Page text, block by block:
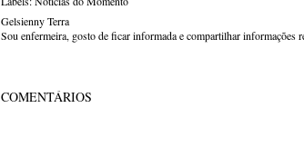
Gelsienny Terra
Sou enfermeira, gosto de ficar informada e compartilhar informações
COMENTÁRIOS